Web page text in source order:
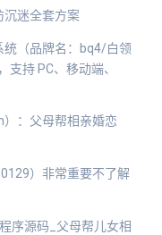
沉迷全套方案
统（品牌名：bq4/白领
支持 PC、移动端、
）：父母帮相亲婚恋
）非常重要不了解
序源码_父母帮儿女相